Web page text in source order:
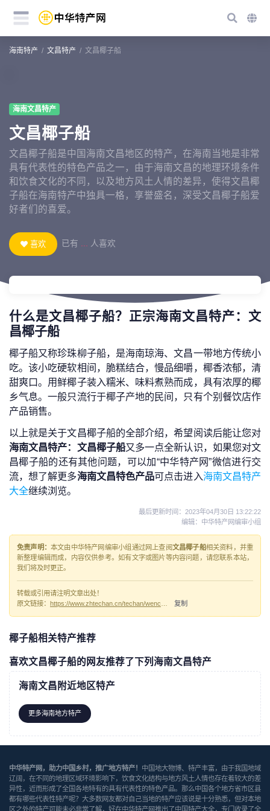
海南特产 文昌特产 文昌椰子船
海南文昌特产
文昌椰子船
文昌椰子船是中国海南文昌地区的特产，在海南当地是非常
具有代表性的特色产品之一，由于海南文昌的地理环境条件
和饮食文化的不同，以及地方风土人情的差异，使得文昌椰
子船在海南特产中独具一格，享誉盛名，深受文昌椰子船爱
好者们的喜爱。
喜欢 已有 人喜欢
什么是文昌椰子船？正宗海南文昌特产：文
昌椰子船
椰子船又称珍珠柳子船，是海南琼海、文昌一带地方传统小
吃。该小吃硬软相间，脆糕结合，慢品细嚼，椰香浓郁，清
甜爽口。用鲜椰子装入糯米、味料煮熟而成，具有浓厚的椰
乡气息。一般只流行于椰子产地的民间，只有个别餐饮店作
产品销售。
以上就是关于文昌椰子船的全部介绍，希望阅读后能让您对
海南文昌特产：文昌椰子船又多一点全新认识，如果您对文
昌椰子船的还有其他问题，可以加“中华特产网”微信进行交
流，想了解更多海南文昌特色产品可点击进入海南文昌特产
大全继续浏览。
最后更新时间： 2023年04月30日 13:22:22
编辑：中华特产网编审小组
免责声明：本文由中华特产网编审小组通过网上查阅文昌椰子船相关资料，并重
新整理编辑而成，内容仅供参考。如有文字或图片等内容问题，请您联系本站，
我们将及时更正。
转载或引用请注明文章出处！
原文链接：
复制
椰子船相关特产推荐
喜欢文昌椰子船的网友推荐了下列海南文昌特产
海南文昌附近地区特产
更多海南地方特产
中华特产网，助力中国乡村，推广地方特产！ 中国地大物博、特产丰富，由于我国地域
辽阔，在不同的地理区域环境影响下，饮食文化结构与地方风土人情也存在着较大的差
异性，近而形成了全国各地特有的具有代表性的特色产品。那么中国各个地方省市区县
都有哪些代表性特产呢？大多数网友都对自己当地的特产应该说是十分熟悉，但对本地
区之外的特产可能未必非常了解，好在中华特产网推出了中国特产大全，专门收录了全